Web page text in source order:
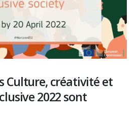
Culture, créativité et
2022 sont